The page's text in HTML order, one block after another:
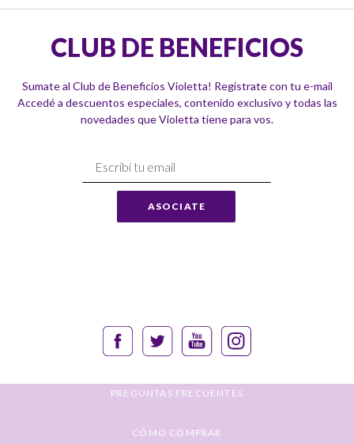
CLUB DE BENEFICIOS
Sumate al Club de Beneficios Violetta! Registrate con tu e-mail
Accedé a descuentos especiales, contenido exclusivo y todas las
novedades que Violetta tiene para vos.
Suscríbase
ASOCIATE
PREGUNTAS FRECUENTES
CÓMO COMPRAR